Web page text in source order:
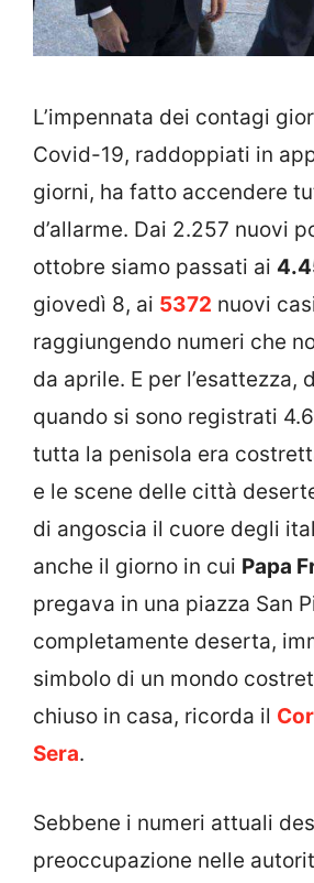
L’impennata dei contagi
Covid-19, raddoppiati in
giorni, ha fatto accendere
d’allarme. Dai 2.257 nuovi
ottobre siamo passati ai
giovedì 8, ai 5372 nuovi
raggiungendo numeri che
da aprile. E per l’esattezza,
quando si sono registrati
tutta la penisola era
e le scene delle città
di angoscia il cuore degli
anche il giorno in cui Papa
pregava in una piazza San
completamente deserta,
simbolo di un mondo
chiuso in casa, ricorda il
Sera.
Sebbene i numeri attuali
preoccupazione nelle